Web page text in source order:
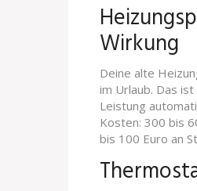
Wirkung
Deine alte
im Urlaub. Das
Leistung
Kosten: 300 bis
bis 100 Euro an